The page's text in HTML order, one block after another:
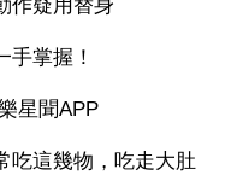
作疑用替身
掌握！
星聞APP
吃這幾物，吃走大肚